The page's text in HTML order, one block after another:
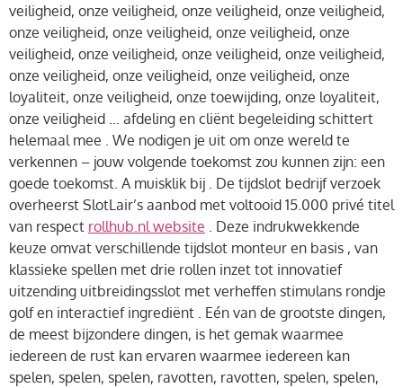
veiligheid, onze veiligheid, onze veiligheid, onze veiligheid,
onze veiligheid, onze veiligheid, onze veiligheid, onze
veiligheid, onze veiligheid, onze veiligheid, onze veiligheid,
onze veiligheid, onze veiligheid, onze veiligheid, onze
loyaliteit, onze veiligheid, onze toewijding, onze loyaliteit,
onze veiligheid … afdeling en cliënt begeleiding schittert
helemaal mee . We nodigen je uit om onze wereld te
verkennen – jouw volgende toekomst zou kunnen zijn: een
goede toekomst. A muisklik bij . De tijdslot bedrijf verzoek
overheerst SlotLair’s aanbod met voltooid 15.000 privé titel
van respect rollhub.nl website . Deze indrukwekkende
keuze omvat verschillende tijdslot monteur en basis , van
klassieke spellen met drie rollen inzet tot innovatief
uitzending uitbreidingsslot met verheffen stimulans rondje
golf en interactief ingrediënt . Eén van de grootste dingen,
de meest bijzondere dingen, is het gemak waarmee
iedereen de rust kan ervaren waarmee iedereen kan
spelen, spelen, spelen, ravotten, ravotten, spelen, spelen,